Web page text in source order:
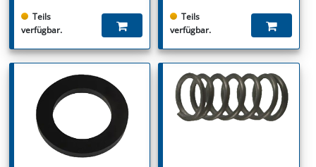
Teils
verfügbar.
Teils
verfügbar.